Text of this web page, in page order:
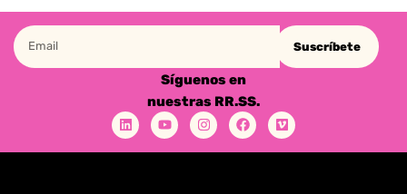
Suscríbete
Síguenos en
nuestras RR.SS.